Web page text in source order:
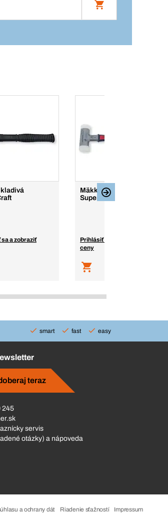
a zobraziť
Mäkké kladivá
SuperCraft
Prihlásiť sa a zobraziť
ceny
smart fast easy
teraz
245
servis
otázky) a nápoveda
a ochrany dát Riadenie sťažností Impressum